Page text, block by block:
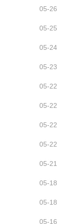
05-26
05-25
05-24
05-23
05-22
05-22
05-22
05-22
05-21
05-18
05-18
05-16